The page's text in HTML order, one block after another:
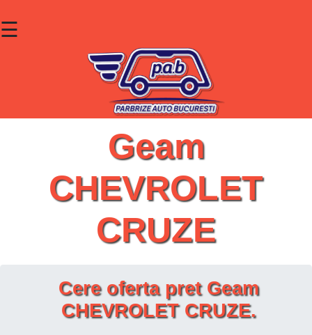
☰
Lunete
Geamuri
Contact
Geam
CHEVROLET
CRUZE
Cere oferta pret Geam
CHEVROLET CRUZE.